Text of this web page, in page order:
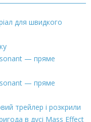
для швидкого
— пряме
— пряме
трейлер і розкрили
в дусі Mass Effect